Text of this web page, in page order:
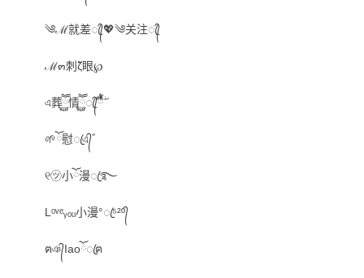
༄ℳ就差ꦿ᭄💖༄关注ꦿ᭄
ℳ๓刺ζั眼℘
এ葬ཽ࿆情ཽ࿆ꦿ᭄้໊ྃۖ
🌱ོ慰ꦿএ᭄゛
୧㋡小ོ漫ꦿ࿐
Lᵒᵛᵉᵧₒᵤ小漫°ꦿ⁵²º᭄
ฅঞ᭄Iaoོꦿฅ